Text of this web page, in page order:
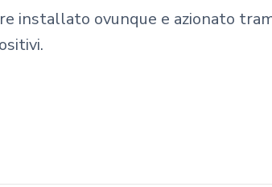
installato ovunque e azionato